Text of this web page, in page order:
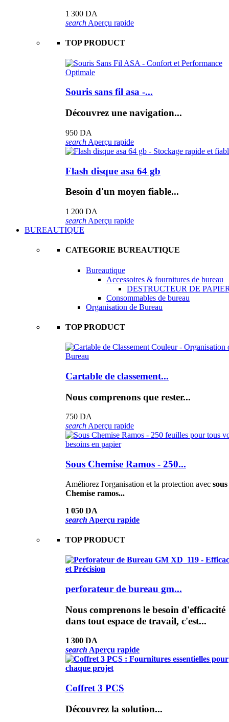
1 300 DA
search Aperçu rapide
TOP PRODUCT
Souris sans fil asa -...
Découvrez une navigation...
950 DA
search Aperçu rapide
Flash disque asa 64 gb
Besoin d'un moyen fiable...
1 200 DA
search Aperçu rapide
BUREAUTIQUE
CATEGORIE BUREAUTIQUE
Bureautique
Accessoires & fournitures de bureau
DESTRUCTEUR DE
Consommables de bureau
Organisation de Bureau
TOP PRODUCT
Cartable de classement...
Nous comprenons que rester...
750 DA
search Aperçu rapide
Sous Chemise Ramos - 250...
Améliorez l'organisation et la protection avec sous
Chemise ramos...
1 050 DA
search Aperçu rapide
TOP PRODUCT
perforateur de bureau gm...
Nous comprenons le besoin d'efficacité
dans tout espace de travail, c'est...
1 300 DA
search Aperçu rapide
Coffret 3 PCS
Découvrez la solution...